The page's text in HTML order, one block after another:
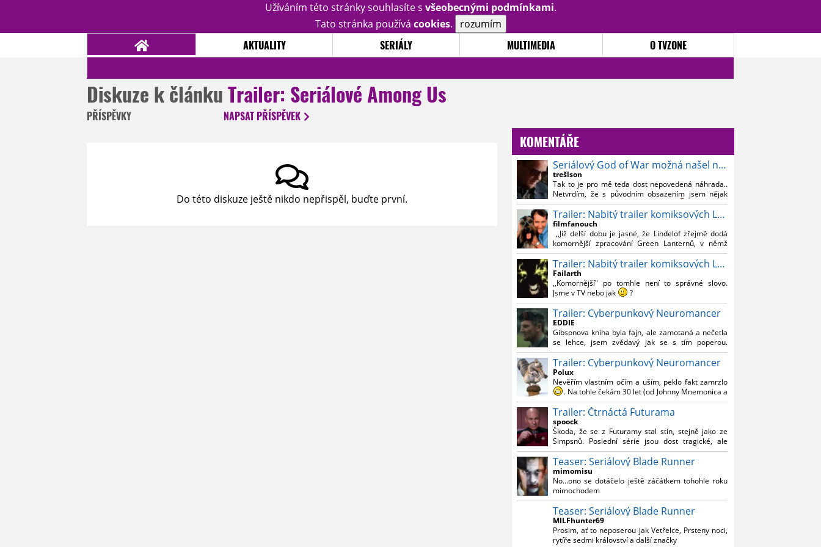
Užíváním této stránky souhlasíte s všeobecnými podmínkami.
Tato stránka používá cookies. rozumím
AKTUALITY SERIÁLY MULTIMEDIA O TVZONE
Diskuze k článkuTrailer: Seriálové Among Us
PŘÍSPĚVKY NAPSAT PŘÍSPĚVEK
Do této diskuze ještě nikdo nepřispěl, buďte první.
KOMENTÁŘE
Seriálový God of War možná našel nového Kratose
trešlson
Tak to je pro mě teda dost nepovedená náhrada..
Netvrdím, že s původním obsazením jsem nějak
souznil, ale Bautistu fakt nemusim..
Trailer: Nabitý trailer komiksových Lanterns
filmfanouch
,,Již delší dobu je jasné, že Lindelof zřejmě dodá
komornější zpracování Green Lanternů, v němž
nebude moc prostoru na vesmírné blbnutí, o to více
se ovšem bude moci nová adaptace odprostit třeba
od filmového Green Lanterna s Ryanem
Reynoldsem.´´ Co je na tom nesrozumitelného?
Trailer: Nabitý trailer komiksových Lanterns
Failarth
,,Komornější" po tomhle není to správné slovo.
Jsme v TV nebo jak
?
Nebál bych se říct, že to vypadá skvěle jak po
stránce kvantity materiálu, tak i formou.
Výběr Ulricha Tomsena pro mě velké překvapení a
velmi zajímavá volba bravo.
Chandler je lepší a lepší s každou novou scénou.
Komiksy to mají ted´těžké, paradoxně tomu škodí
to všechno kolem (DC nebo MCU to je buřt) , ale
nezasloužilo by si to zářez jen kvůli tomu. Držím
tomu palce.
Trailer: Cyberpunkový Neuromancer
EDDIE
Gibsonova kniha byla fajn, ale zamotaná a nečetla
se lehce, jsem zvědavý jak se s tím poperou.
Grafický román jsem nevěděl, že existuje.
Trailer: Cyberpunkový Neuromancer
Polux
Nevěřím vlastním očím a uším, peklo fakt zamrzlo
. Na tohle čekám 30 let (od Johnny Mnemonica a
tehdejšího zjištění z časopisů, kdo je to Gibson a co
je jeho debutová kniha zač), přičemž 25 let (od
Matrixu, který pojem cyberpunk dostal do
povědomí i obyčejného diváka a nikoliv fanouška
žánru) marně doufám, že si po řadě "duchovních
nástupců", kteří přišli poté (Ghost In The Shell, Alita:
Battle Angel, Altered Carbon, Blade Runner 2049,
Cyberpunk 2077, atd.), někdo konečně vzpomene i
na bibli cyberpunku, se kterou to všechno začalo.
Teď už nezbývá nic jiného než se tiše modlit a
doufat, že to bude stát za to
. Plus kudos za
sázku na seriál a nikoliv film, snad tvůrci tu výsadu
násobně větší stopáže náležitě využijí.
Trailer: Čtrnáctá Futurama
spoock
Škoda, že se z Futuramy stal stín, stejně jako ze
Simpsnů. Poslední série jsou dost tragické, ale
třeba se objeví nějaký zajímavý scénárista.
Nedávno začala vycházet nová řada Ricka a
Mortyho a já z úžasem zjistil, že se na to dá opět
koukat.
Teaser: Seriálový Blade Runner
mimomisu
No...ono se dotáčelo ještě záčátkem tohohle roku
mimochodem
Teaser: Seriálový Blade Runner
MILFhunter69
Prosim, ať to neposerou jak Vetřelce, Prsteny noci,
rytíře sedmi království a další značky